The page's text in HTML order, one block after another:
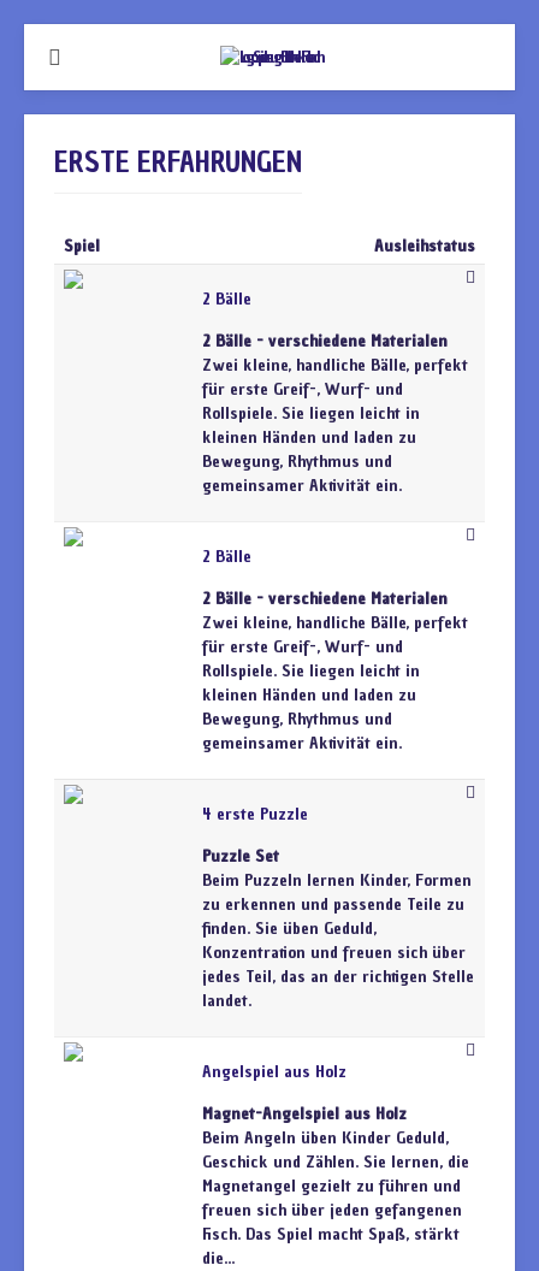
ERSTE ERFAHRUNGEN
Spiel Ausleihstatus
2 Bälle
2 Bälle - verschiedene Materialen
Zwei kleine, handliche Bälle, perfekt
für erste Greif-, Wurf- und
Rollspiele. Sie liegen leicht in
kleinen Händen und laden zu
Bewegung, Rhythmus und
gemeinsamer Aktivität ein.
2 Bälle
2 Bälle - verschiedene Materialen
Zwei kleine, handliche Bälle, perfekt
für erste Greif-, Wurf- und
Rollspiele. Sie liegen leicht in
kleinen Händen und laden zu
Bewegung, Rhythmus und
gemeinsamer Aktivität ein.
4 erste Puzzle
Puzzle Set
Beim Puzzeln lernen Kinder, Formen
zu erkennen und passende Teile zu
finden. Sie üben Geduld,
Konzentration und freuen sich über
jedes Teil, das an der richtigen Stelle
landet.
Angelspiel aus Holz
Magnet-Angelspiel aus Holz
Beim Angeln üben Kinder Geduld,
Geschick und Zählen. Sie lernen, die
Magnetangel gezielt zu führen und
freuen sich über jeden gefangenen
Fisch. Das Spiel macht Spaß, stärkt
die...